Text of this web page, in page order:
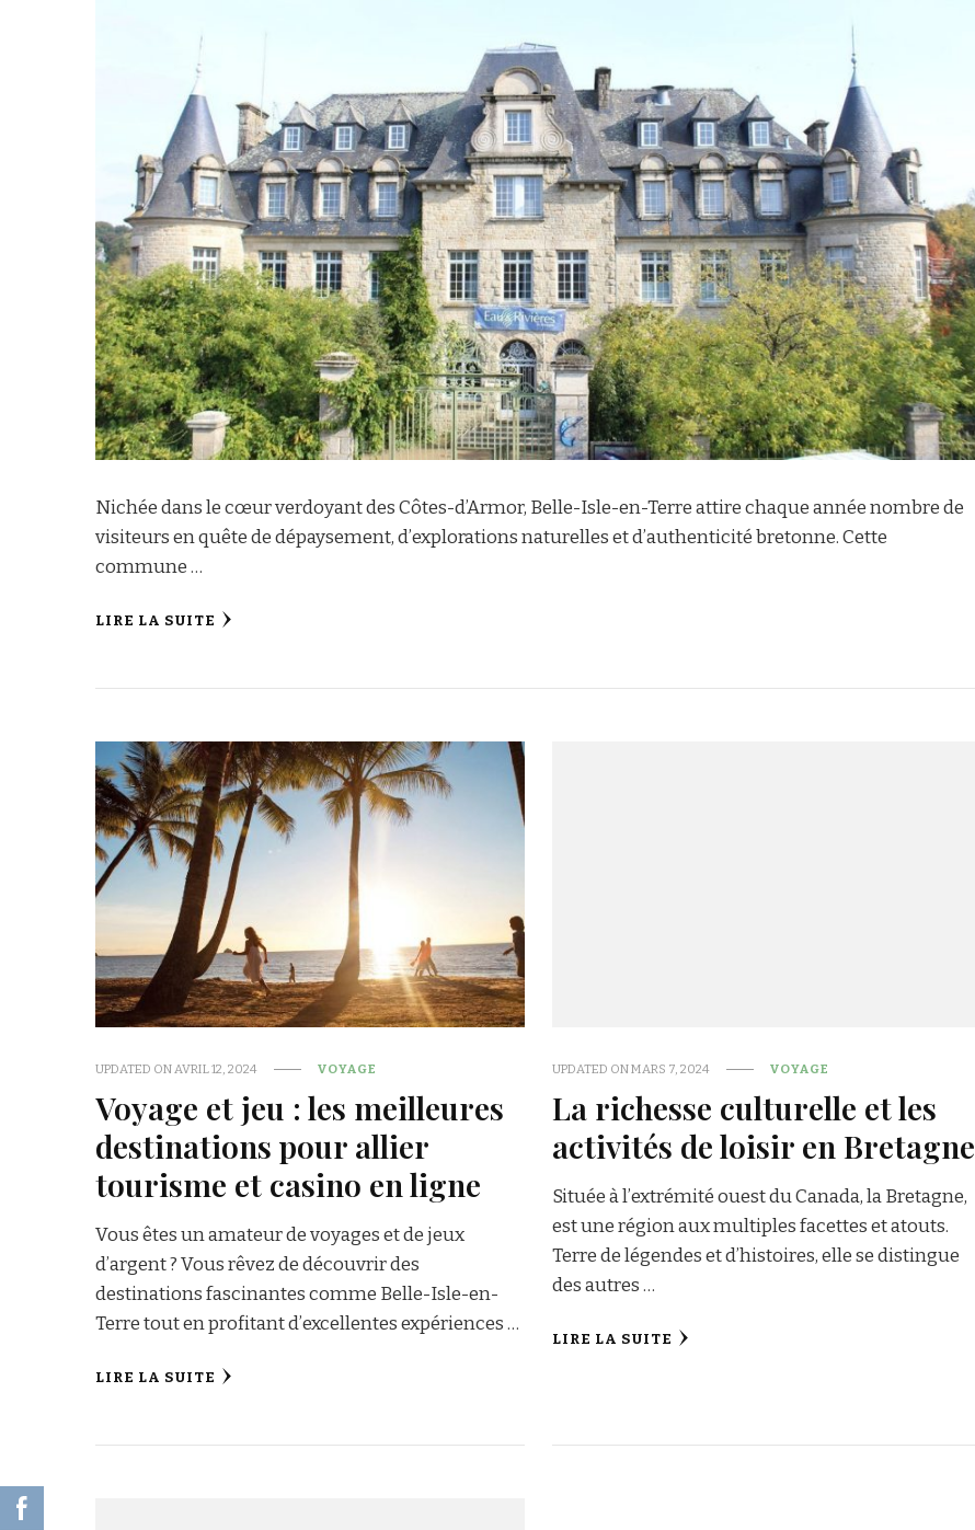
Nichée dans le cœur verdoyant des Côtes-d’Armor, Belle-Isle-en-Terre attire chaque année nombre de
visiteurs en quête de dépaysement, d’explorations naturelles et d’authenticité bretonne. Cette
commune …
LIRE LA SUITE
UPDATED ON AVRIL 12, 2024 VOYAGE
Voyage et jeu : les meilleures
destinations pour allier
tourisme et casino en ligne
Vous êtes un amateur de voyages et de jeux
d’argent ? Vous rêvez de découvrir des
destinations fascinantes comme Belle-Isle-en-
Terre tout en profitant d’excellentes expériences …
LIRE LA SUITE
UPDATED ONMARS 7, 2024 VOYAGE
La richesse culturelle et les
activités de loisir en Bretagne
Située à l’extrémité ouest du Canada, la Bretagne,
est une région aux multiples facettes et atouts.
Terre de légendes et d’histoires, elle se distingue
des autres …
LIRE LA SUITE